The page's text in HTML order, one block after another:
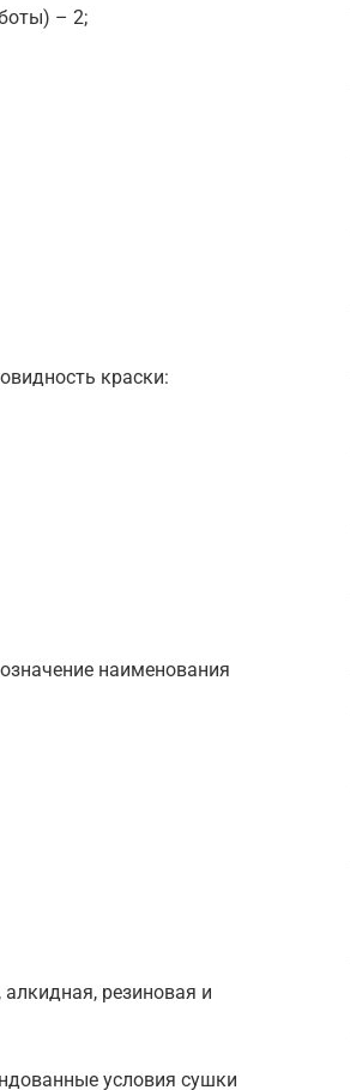
– 2;
краски:
наименования
резиновая и
условия сушки